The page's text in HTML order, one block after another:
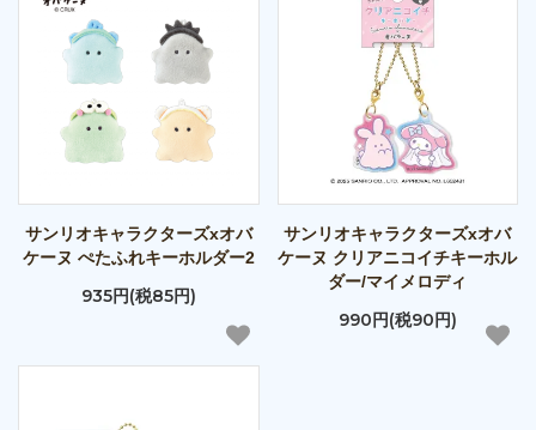
サンリオキャラクターズxオバ
ケーヌ ぺたふれキーホルダー2
935円(税85円)
サンリオキャラクターズxオバ
ケーヌ クリアニコイチキーホル
ダー/マイメロディ
990円(税90円)